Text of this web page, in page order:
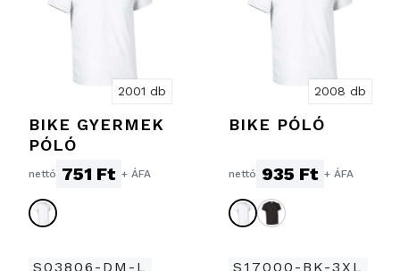
2001 db
BIKE GYERMEK
PÓLÓ
nettó 751 Ft + ÁFA
2008 db
BIKE PÓLÓ
nettó 935 Ft + ÁFA
S03806-DM-L S17000-BK-3XL